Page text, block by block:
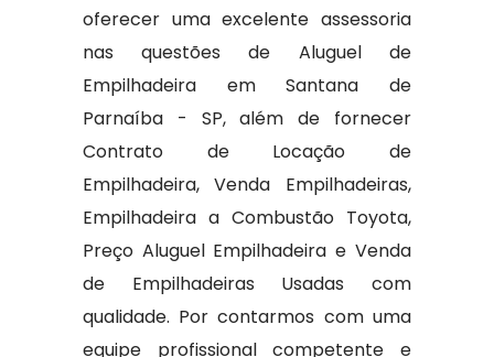
oferecer uma excelente assessoria
nas questões de Aluguel de
Empilhadeira em Santana de
Parnaíba - SP, além de fornecer
Contrato de Locação de
Empilhadeira, Venda Empilhadeiras,
Empilhadeira a Combustão Toyota,
Preço Aluguel Empilhadeira e Venda
de Empilhadeiras Usadas com
qualidade. Por contarmos com uma
equipe profissional competente e